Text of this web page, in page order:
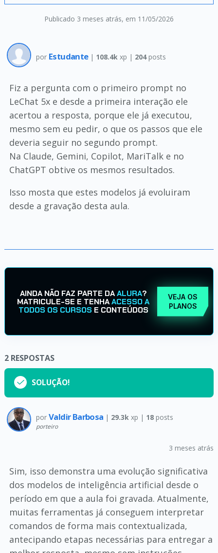
Publicado 3 meses atrás, em 11/05/2026
por Estudante | 108.4k xp | 204posts
Fiz a pergunta com o primeiro prompt no
LeChat 5x e desde a primeira interação ele
acertou a resposta, porque ele já executou,
mesmo sem eu pedir, o que os passos que ele
deveria seguir no segundo prompt.
Na Claude, Gemini, Copilot, MariTalk e no
ChatGPT obtive os mesmos resultados.
Isso mosta que estes modelos já evoluiram
desde a gravação desta aula.
AINDA NÃO FAZ PARTE DAALURA?
MATRICULE-SE E TENHAACESSO A
TODOS OS CURSOS E CONTEÚDOS
VEJA OS
PLANOS
2 RESPOSTAS
SOLUÇÃO!
por Valdir Barbosa | 29.3k xp | 18posts
porteiro
3 meses atrás
Sim, isso demonstra uma evolução significativa
dos modelos de inteligência artificial desde o
período em que a aula foi gravada. Atualmente,
muitas ferramentas já conseguem interpretar
comandos de forma mais contextualizada,
antecipando etapas necessárias para entregar a